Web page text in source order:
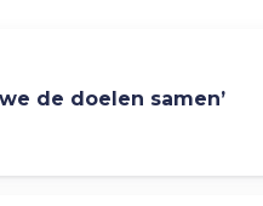
de doelen samen’